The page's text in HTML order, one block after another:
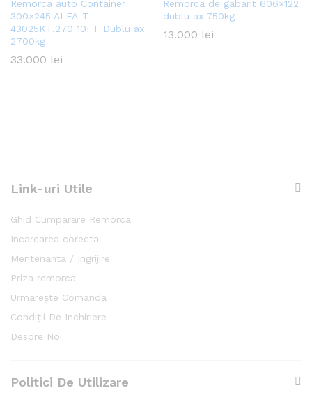
Remorca auto Container
300×245 ALFA-T
43025KT.270 10FT Dublu ax
2700kg
33.000 lei
Remorca de gabarit 606×122
dublu ax 750kg
13.000 lei
Link-uri Utile
Ghid Cumparare Remorca
Incarcarea corecta
Mentenanta / Ingrijire
Priza remorca
Urmarește Comanda
Condiții De Inchiriere
Despre Noi
Politici De Utilizare